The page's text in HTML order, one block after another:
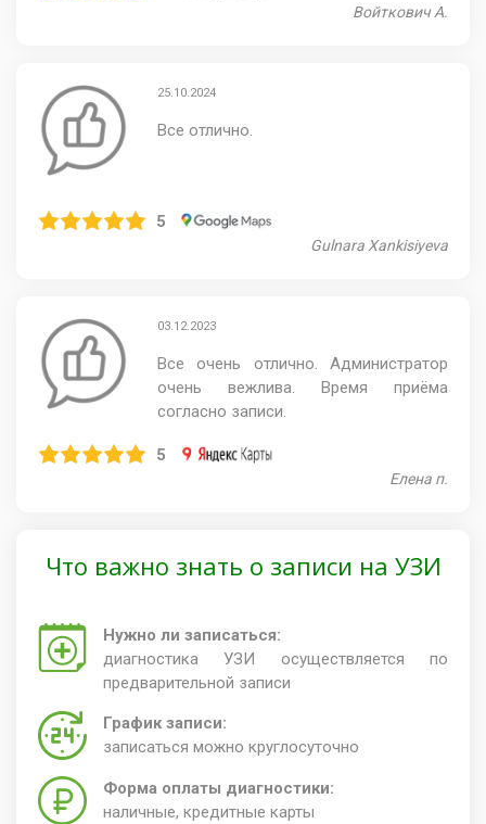
Войткович А.
25.10.2024
Все отлично.
5
Gulnara Xankisiyeva
03.12.2023
Все очень отлично. Администратор
очень вежлива. Время приёма
согласно записи.
5
Елена п.
Что важно знать о записи на УЗИ
Нужно ли записаться:
диагностика УЗИ осуществляется по
предварительной записи
График записи:
записаться можно круглосуточно
Форма оплаты диагностики:
наличные, кредитные карты